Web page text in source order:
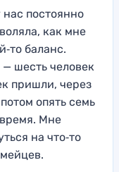
нас постоянно
как мне
баланс.
шесть человек
пришли, через
опять семь
Мне
на что‑то